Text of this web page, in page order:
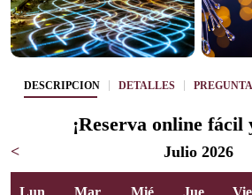
DESCRIPCIÓN DETALLES
¡Reserva online
< Julio 2026
Lun Mar Mié Jue Vie